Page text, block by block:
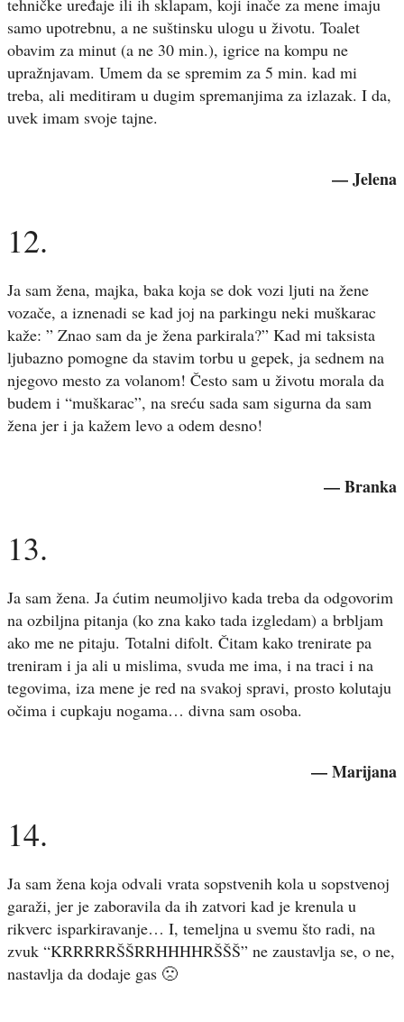
samo upotrebnu, a ne suštinsku ulogu u životu. Toalet
obavim za minut (a ne 30 min.), igrice na kompu ne
upražnjavam. Umem da se spremim za 5 min. kad mi
treba, ali meditiram u dugim spremanjima za izlazak. I da,
uvek imam svoje tajne.
— Jelena
12.
Ja sam žena, majka, baka koja se dok vozi ljuti na žene
vozače, a iznenadi se kad joj na parkingu neki muškarac
kaže: ” Znao sam da je žena parkirala?” Kad mi taksista
ljubazno pomogne da stavim torbu u gepek, ja sednem na
njegovo mesto za volanom! Često sam u životu morala da
budem i “muškarac”, na sreću sada sam sigurna da sam
žena jer i ja kažem levo a odem desno!
— Branka
13.
Ja sam žena. Ja ćutim neumoljivo kada treba da odgovorim
na ozbiljna pitanja (ko zna kako tada izgledam) a brbljam
ako me ne pitaju. Totalni difolt. Čitam kako trenirate pa
treniram i ja ali u mislima, svuda me ima, i na traci i na
tegovima, iza mene je red na svakoj spravi, prosto kolutaju
očima i cupkaju nogama… divna sam osoba.
— Marijana
14.
Ja sam žena koja odvali vrata sopstvenih kola u sopstvenoj
garaži, jer je zaboravila da ih zatvori kad je krenula u
rikverc isparkiravanje… I, temeljna u svemu što radi, na
zvuk “KRRRRRŠŠRRHHHHRŠŠŠ” ne zaustavlja se, o ne,
nastavlja da dodaje gas 🙁